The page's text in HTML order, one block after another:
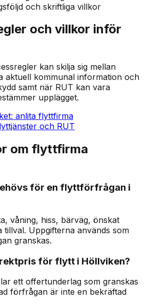
och skriftliga villkor
och villkor inför
kan skilja sig mellan
aktuell kommunal information och
samt när RUT kan vara
upplägget.
anlita flyttfirma
och RUT
om flyttfirma
för en flyttförfrågan i
våning, hiss, bärväg, önskat
tillval. Uppgifterna används som
granskas.
för flytt i Höllviken?
ett offertunderlag som granskas
förfrågan är inte en bekräftad